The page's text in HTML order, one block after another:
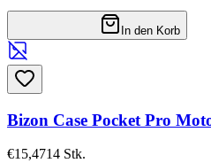
In den Korb
Bizon Case Pocket Pro
€15,4714 Stk.